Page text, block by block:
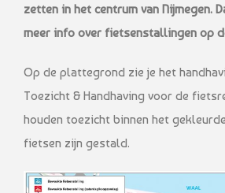
zetten in het centrum van Nijmegen.
meer info over fietsenstallingen op
Op de plattegrond zie je het
Toezicht & Handhaving voor de
houden toezicht binnen het
fietsen zijn gestald.